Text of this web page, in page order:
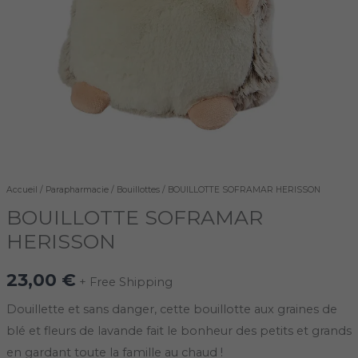
Accueil / Parapharmacie/ Bouillottes/ BOUILLOTTE SOFRAMAR HERISSON
BOUILLOTTE SOFRAMAR
HERISSON
23,00 € + Free Shipping
Douillette et sans danger, cette bouillotte aux graines de
blé et fleurs de lavande fait le bonheur des petits et grands
en gardant toute la famille au chaud !